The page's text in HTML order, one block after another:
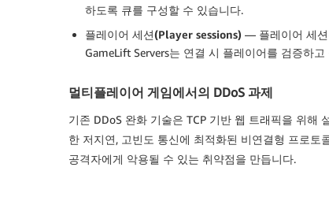
하도록 큐를 구성할 수 있습니다.
플레이어 세션(Player sessions) — 플레이어 세션
GameLift Servers는 연결 시 플레이어를 검증하
멀티플레이어 게임에서의 DDoS 과제
기존 DDoS 완화 기술은 TCP 기반 웹 트래픽을 위해
한 저지연, 고빈도 통신에 최적화된 비연결형 프로토
공격자에게 악용될 수 있는 취약점을 만듭니다.